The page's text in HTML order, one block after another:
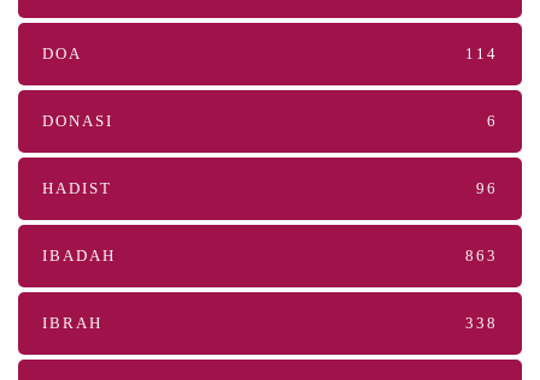
DOA 114
DONASI 6
HADIST 96
IBADAH 863
IBRAH 338